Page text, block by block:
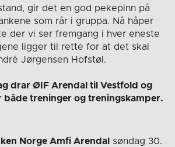
gir det en god pekepinn på
som rår i gruppa. Nå håper
der vi ser fremgang i hver eneste
ligger til rette for at det skal
Jørgensen Hofstøl.
drar ØIF Arendal til Vestfold og
både treninger og treningskamper.
Norge Amfi Arendal
søndag 30.